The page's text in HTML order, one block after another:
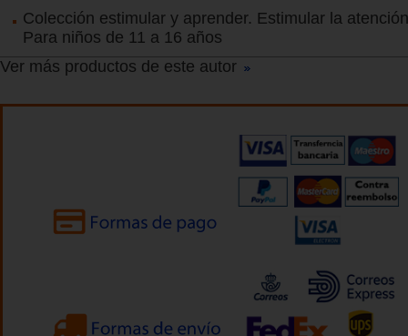
Colección estimular y aprender. Estimular la
Para niños de 11 a 16 años
Ver más productos de este autor